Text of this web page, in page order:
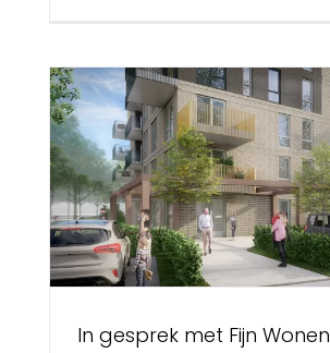
In gesprek met Fijn Wonen